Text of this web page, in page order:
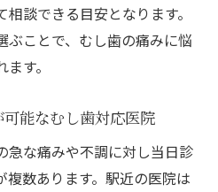
談できる目安となります。
ぶことで、むし歯の痛みに悩
す。
能なむし歯対応医院
急な痛みや不調に対し当日診
数あります。駅近の医院は